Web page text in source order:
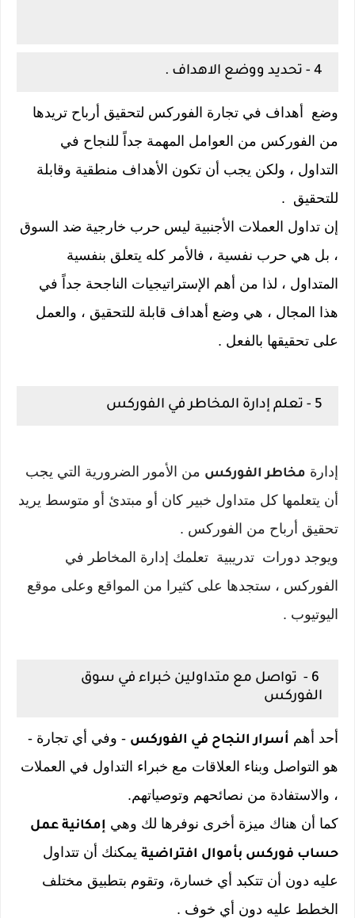
4 - تحديد ووضع الاهداف .
وضع أهداف في تجارة الفوركس لتحقيق أرباح تريدها
من الفوركس من العوامل المهمة جداً للنجاح في
التداول ، ولكن يجب أن تكون الأهداف منطقية وقابلة
للتحقيق .
إن تداول العملات الأجنبية ليس حرب خارجية ضد السوق
، بل هي حرب نفسية ، فالأمر كله يتعلق بنفسية
المتداول ، لذا من أهم الإستراتيجيات الناجحة جداً في
هذا المجال ، هي وضع أهداف قابلة للتحقيق ، والعمل
على تحقيقها بالفعل .
5 - تعلم إدارة المخاطر في الفوركس
إدارة مخاطر الفوركس من الأمور الضرورية التي يجب
أن يتعلمها كل متداول خبير كان أو مبتدئ أو متوسط يريد
تحقيق أرباح من الفوركس .
ويوجد دورات تدريبية تعلمك إدارة المخاطر في
الفوركس ، ستجدها على كثيرا من المواقع وعلى موقع
اليوتيوب .
6 - تواصل مع متداولين خبراء في سوق
الفوركس
أحد أهم أسرار النجاح في الفوركس - وفي أي تجارة -
هو التواصل وبناء العلاقات مع خبراء التداول في العملات
، والاستفادة من نصائحهم وتوصياتهم.
كما أن هناك ميزة أخرى نوفرها لك وهي إمكانية عمل
حساب فوركس بأموال افتراضية يمكنك أن تتداول
عليه دون أن تتكبد أي خسارة، وتقوم بتطبيق مختلف
الخطط عليه دون أي خوف .